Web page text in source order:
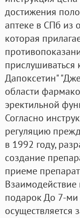
достижения
аптеке в СПб из
которая
прислушиваться
Дапоксетин"
области
эректильной
Согласно
регуляцию
в 1992 году,
создание
приеме
подарок До 7-ми
осуществляется